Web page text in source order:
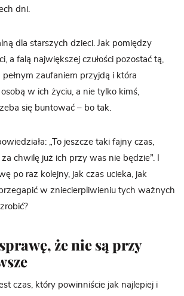
dni.
dla starszych dzieci. Jak pomiędzy
a falą największej czułości pozostać tą,
zaufaniem przyjdą i która
w ich życiu, a nie tylko kimś,
się buntować – bo tak.
„To jeszcze taki fajny czas,
chwilę już ich przy was nie będzie”. I
po raz kolejny, jak czas ucieka, jak
w zniecierpliwieniu tych ważnych
że nie są przy
czas, który powinniście jak najlepiej i